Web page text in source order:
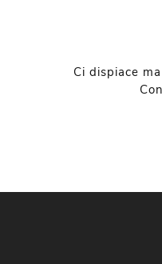
Ci dispiace